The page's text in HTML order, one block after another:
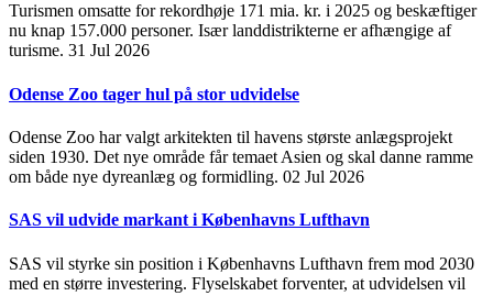
Turismen omsatte for rekordhøje 171 mia. kr. i 2025 og beskæftiger
nu knap 157.000 personer. Især landdistrikterne er afhængige af
turisme. 31 Jul 2026
Odense Zoo tager hul på stor udvidelse
Odense Zoo har valgt arkitekten til havens største anlægsprojekt
siden 1930. Det nye område får temaet Asien og skal danne ramme
om både nye dyreanlæg og formidling. 02 Jul 2026
SAS vil udvide markant i Københavns Lufthavn
SAS vil styrke sin position i Københavns Lufthavn frem mod 2030
med en større investering. Flyselskabet forventer, at udvidelsen vil